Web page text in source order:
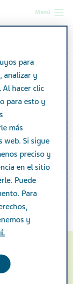
Menú
con
es
para
analizar y
hacer clic
para esto y
más
web. Si sigue
preciso y
en el sitio
Puede
Para
y